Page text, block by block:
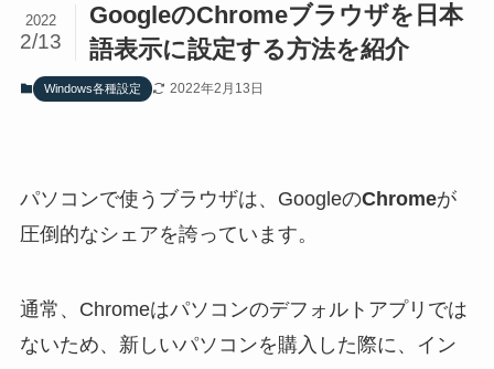
GoogleのChromeブラウザを日本
語表示に設定する方法を紹介
2022
2/13
Windows各種設定 2022年2月13日
パソコンで使うブラウザは、GoogleのChromeが
圧倒的なシェアを誇っています。
通常、Chromeはパソコンのデフォルトアプリでは
ないため、新しいパソコンを購入した際に、イン